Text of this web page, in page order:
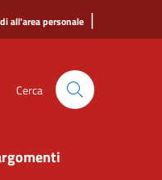
all'area personale |
Cerca